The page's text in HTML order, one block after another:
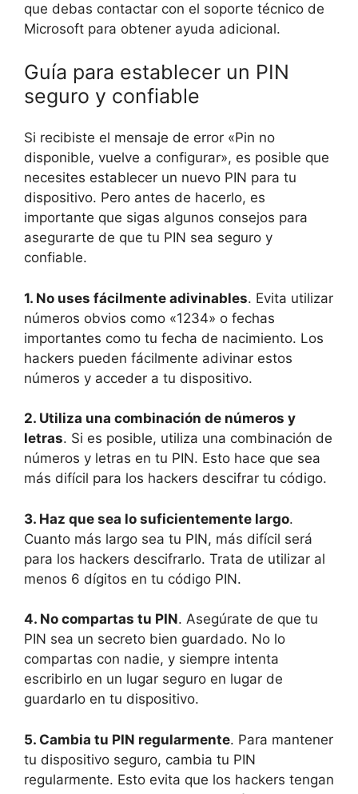
que debas contactar con el soporte técnico de
Microsoft para obtener ayuda adicional.
Guía para establecer un PIN
seguro y confiable
Si recibiste el mensaje de error «Pin no
disponible, vuelve a configurar», es posible que
necesites establecer un nuevo PIN para tu
dispositivo. Pero antes de hacerlo, es
importante que sigas algunos consejos para
asegurarte de que tu PIN sea seguro y
confiable.
1. No uses fácilmente adivinables. Evita utilizar
números obvios como «1234» o fechas
importantes como tu fecha de nacimiento. Los
hackers pueden fácilmente adivinar estos
números y acceder a tu dispositivo.
2. Utiliza una combinación de números y
letras. Si es posible, utiliza una combinación de
números y letras en tu PIN. Esto hace que sea
más difícil para los hackers descifrar tu código.
3. Haz que sea lo suficientemente largo.
Cuanto más largo sea tu PIN, más difícil será
para los hackers descifrarlo. Trata de utilizar al
menos 6 dígitos en tu código PIN.
4. No compartas tu PIN. Asegúrate de que tu
PIN sea un secreto bien guardado. No lo
compartas con nadie, y siempre intenta
escribirlo en un lugar seguro en lugar de
guardarlo en tu dispositivo.
5. Cambia tu PIN regularmente. Para mantener
tu dispositivo seguro, cambia tu PIN
regularmente. Esto evita que los hackers tengan